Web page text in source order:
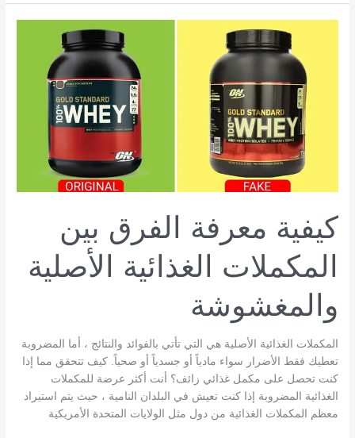
المكملات
كيفية معرفة الفرق بين
المكملات الغذائية الأصلية
والمغشوشة
المكملات الغذائية الأصلية هي التي تأتي بالفوائد والنتائج ، أما المضروبة
تعطيك فقط الأضرار سواء مادياً أو جسدياً أو صحياً. كيف تتحقق مما إذا
كنت تحصل على مكمل غذائي زائف؟ أنت أكثر عرضة للمكملات
الغذائية المضروبة إذا كنت تعيش في البلدان النامية ، حيث يتم استيراد
معظم المكملات الغذائية من دول مثل الولايات المتحدة الأمريكية